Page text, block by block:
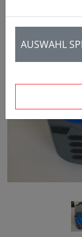
‹
AUSWAHL